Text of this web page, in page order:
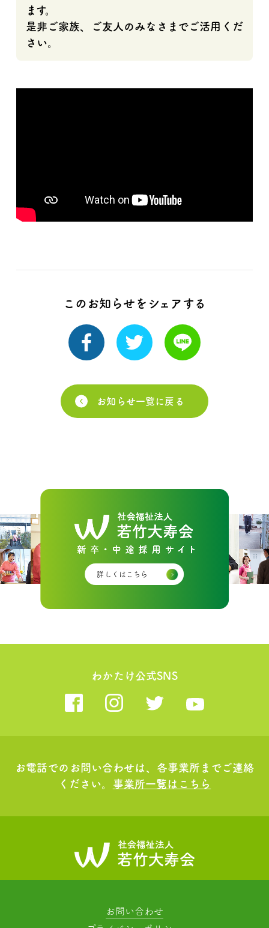
ます。
是非ご家族、ご友人のみなさまでご活用くだ
さい。
このお知らせをシェアする
お知らせ一覧に戻る
詳しくはこちら
わかたけ公式SNS
お電話でのお問い合わせは、各事業所までご連絡
ください。 事業所一覧はこちら
お問い合わせ